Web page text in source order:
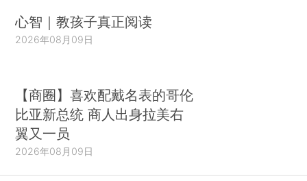
心智｜教孩子真正阅读
2026年08月09日
【商圈】喜欢配戴名表的哥伦
比亚新总统 商人出身拉美右
翼又一员
2026年08月09日